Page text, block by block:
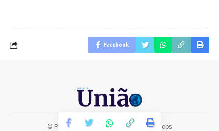
Facebook
© Portal de União | Desenvolvido por:LabJobs